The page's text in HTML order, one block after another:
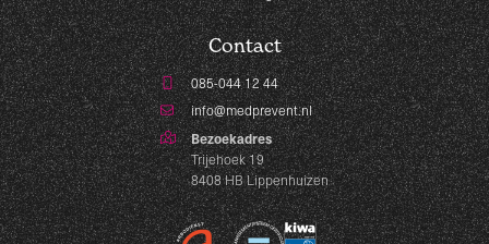
Contact
085-044 12 44
info@medprevent.nl
Bezoekadres
Trijehoek 19
8408 HB Lippenhuizen